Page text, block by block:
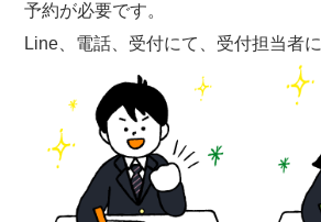
予約が必要です。
Line、電話、受付にて、受付担当者